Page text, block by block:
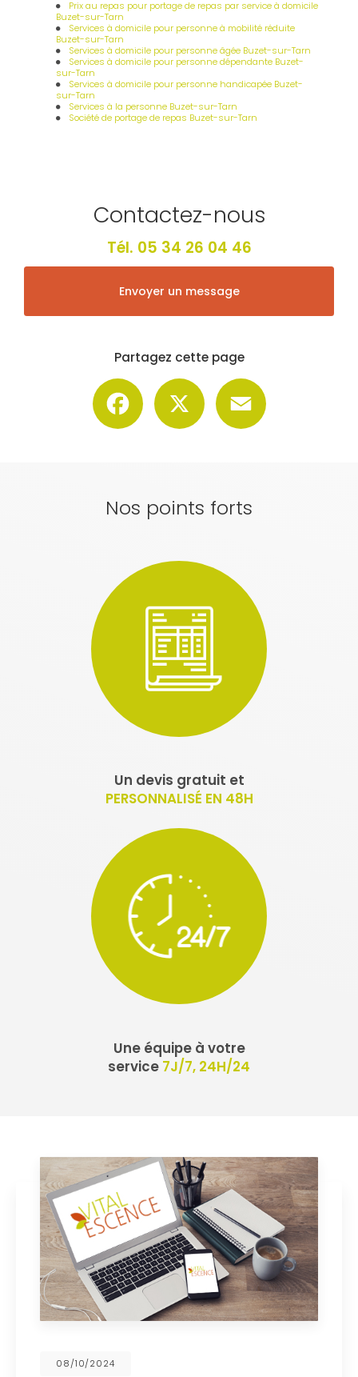
Prix au repas pour portage de repas par service à domicile
Buzet-sur-Tarn
Services à domicile pour personne à mobilité réduite
Buzet-sur-Tarn
Services à domicile pour personne âgée Buzet-sur-Tarn
Services à domicile pour personne dépendante Buzet-
sur-Tarn
Services à domicile pour personne handicapée Buzet-
sur-Tarn
Services à la personne Buzet-sur-Tarn
Société de portage de repas Buzet-sur-Tarn
Contactez-nous
Tél. 05 34 26 04 46
Envoyer un message
Partagez cette page
Facebook
Nos points forts
Un devis gratuit et
PERSONNALISÉ EN 48H
Une équipe à votre
service 7J/7, 24H/24
08/10/2024